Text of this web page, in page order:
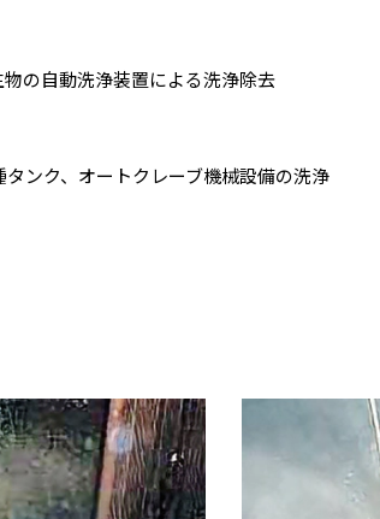
の自動洗浄装置による洗浄除去
ンク、オートクレーブ機械設備の洗浄